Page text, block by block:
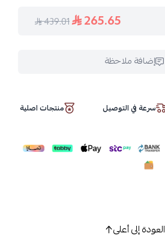
265.65
439.01
إضافة ملاحظة
سرعة في التوصيل منتجات اصلية
العودة إلى أعلى